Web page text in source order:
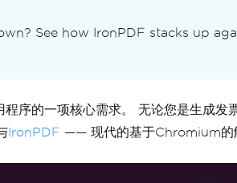
See how IronPDF stacks up
序的一项核心需求。 无论您是生成
IronPDF —— 现代的基于Chromium的